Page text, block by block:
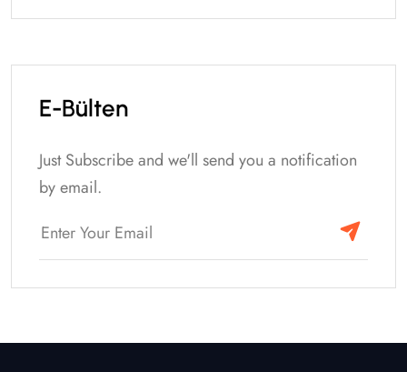
E-Bülten
Just Subscribe and we'll send you a notification
by email.